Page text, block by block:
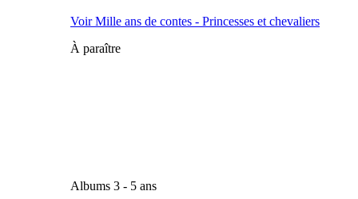
Voir Mille ans de contes - Princesses et chevaliers
À paraître
Albums 3 - 5 ans